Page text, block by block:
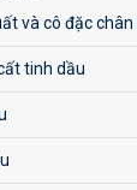
và cô đặc
tinh dầu